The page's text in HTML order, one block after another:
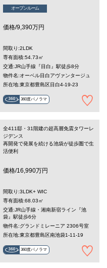
オープンルーム
価格/9,390万円
間取り:2LDK
専有面積:54.73㎡
交通:JR山手線『目白』駅徒歩8分
物件名:オーベル目白アヴァンタージュ
所在地:東京都豊島区目白4-19-23
360度パノラマ
全411邸・31階建の超高層免震タワーレ
ジデンス
再開発で発展を続ける池袋が徒歩圏で生
活便利
価格/16,990万円
間取り:3LDK+ WIC
専有面積:68.03㎡
交通:JR山手線・湘南新宿ライン『池
袋』駅徒歩6分
物件名:グランドミレーニア 2306号室
所在地:東京都豊島区南池袋1-11-19
360度パノラマ